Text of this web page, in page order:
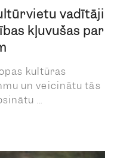
vadītāji
kļuvušas par
kultūras
un veicinātu tās
...